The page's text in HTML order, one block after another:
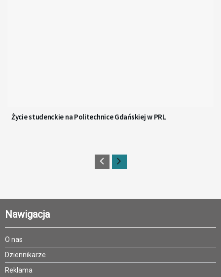
Życie studenckie na Politechnice Gdańskiej w PRL
Nawigacja
O nas
Dziennikarze
Reklama